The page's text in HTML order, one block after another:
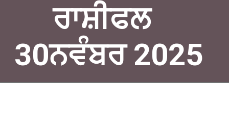
ਰਾਸ਼ੀਫਲ
30ਨਵੰਬਰ 2025